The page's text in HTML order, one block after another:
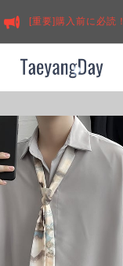
[重要]購入前に必読！